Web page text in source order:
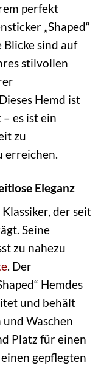
perfekt
„Shaped“
Blicke sind auf
stilvollen
Hemd ist
es ist ein
zu
erreichen.
Eleganz
der seit
Seine
zu nahezu
. Der
Hemdes
und behält
Waschen
Platz für einen
gepflegten